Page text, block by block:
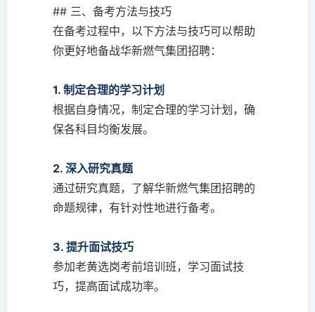
## 三、备考方法与技巧
在备考过程中，以下方法与技巧可以帮助
你更好地备战华新燃气集团招聘：
1. 制定合理的学习计划
根据自身情况，制定合理的学习计划，确
保各科目均衡发展。
2. 深入研究真题
通过研究真题，了解华新燃气集团招聘的
命题规律，有针对性地进行备考。
3. 提升面试技巧
参加老黄选岗考前培训班，学习面试技
巧，提高面试成功率。